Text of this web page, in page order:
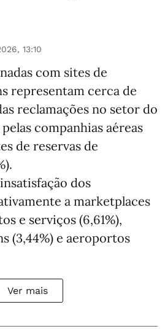
13:10
com sites de
representam cerca de
reclamações no setor do
companhias aéreas
de reservas de
dos
a marketplaces
e serviços (6,61%),
(3,44%) e aeroportos
Ver mais